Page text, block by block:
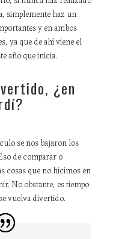
simplemente haz un
y en ambos
ya que de ahí viene el
año que inicia.
¿en
se nos bajaron los
de comparar o
cosas que no hicimos en
No obstante, es tiempo
vuelva divertido.